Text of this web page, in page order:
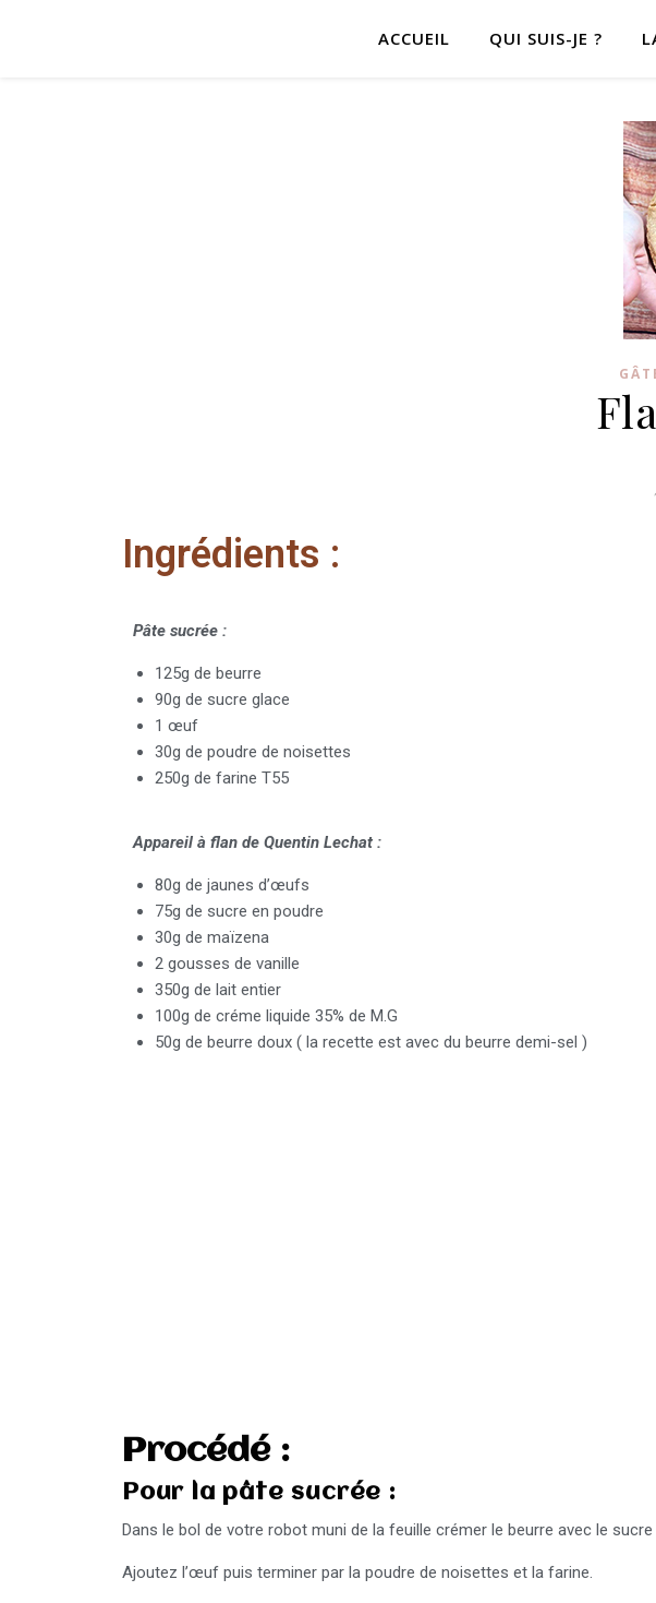
ACCUEIL QUI SUIS-JE ?
Ingrédients :
Pâte sucrée :
125g de beurre
90g de sucre glace
1 œuf
30g de poudre de noisettes
250g de farine T55
Appareil à flan de Quentin Lechat :
80g de jaunes d’œufs
75g de sucre en poudre
30g de maïzena
2 gousses de vanille
350g de lait entier
100g de créme liquide 35% de M.G
50g de beurre doux ( la recette est avec du beurre demi-sel )
Procédé :
Pour la pâte sucrée :
Dans le bol de votre robot muni de la feuille crémer le beurre avec le
Ajoutez l’œuf puis terminer par la poudre de noisettes et la farine.